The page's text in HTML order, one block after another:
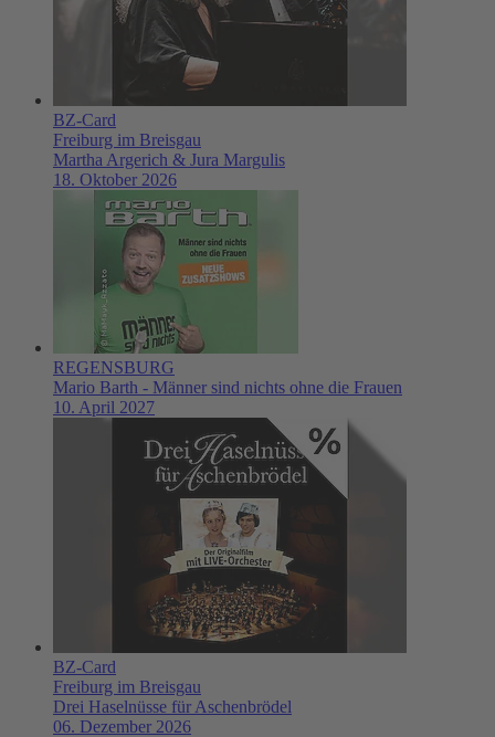
BZ-Card
Freiburg im Breisgau
Martha Argerich & Jura Margulis
18. Oktober 2026
REGENSBURG
Mario Barth - Männer sind nichts ohne die Frauen
10. April 2027
BZ-Card
Freiburg im Breisgau
Drei Haselnüsse für Aschenbrödel
06. Dezember 2026